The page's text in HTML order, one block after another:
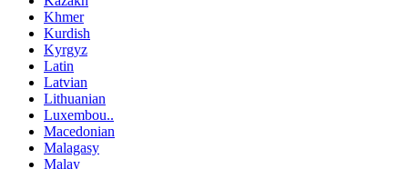
Khmer
Kurdish
Kyrgyz
Latin
Latvian
Lithuanian
Luxembou..
Macedonian
Malagasy
Malay